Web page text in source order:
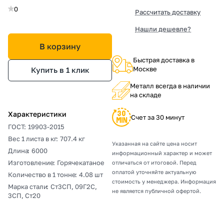
Надежность и долговечность.
0
В корзину
Купить в 1 клик
Характеристики
ГОСТ: 19903-2015
Вес 1 листа в кг: 707.4 кг
Длина: 6000
Изготовление: Горячекатаное
Количество в 1 тонне: 4.08 шт
Марка стали: Ст3СП, 09Г2С,
3СП, Ст20
Рассчитать доставку
Нашли дешевле?
Быстрая доставка в
Москве
Металл всегда в наличии
на складе
Счет за 30 минут
Указанная на сайте цена носит
информационный характер и может
отличаться от итоговой. Перед
оплатой уточняйте актуальную
стоимость у менеджера. Информация
не является публичной офертой.